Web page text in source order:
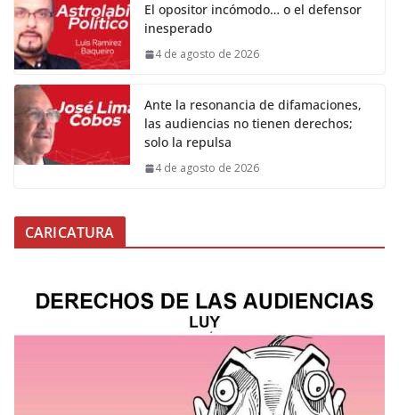
El opositor incómodo… o el defensor
inesperado
4 de agosto de 2026
Ante la resonancia de difamaciones,
las audiencias no tienen derechos;
solo la repulsa
4 de agosto de 2026
CARICATURA